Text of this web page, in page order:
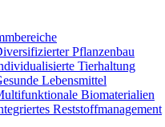
Pflanzenbau
Tierhaltung
Lebensmittel
Biomaterialien
Reststoffmanagement